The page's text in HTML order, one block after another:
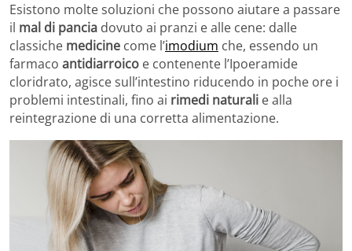
Esistono molte soluzioni che possono aiutare a passare
il mal di pancia dovuto ai pranzi e alle cene: dalle
classiche medicine come l’imodium che, essendo un
farmaco antidiarroico e contenente l’Ipoeramide
cloridrato, agisce sull’intestino riducendo in poche ore i
problemi intestinali, fino ai rimedi naturali e alla
reintegrazione di una corretta alimentazione.